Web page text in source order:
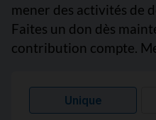
mener des activités de
Faites un don dès
contribution compte.